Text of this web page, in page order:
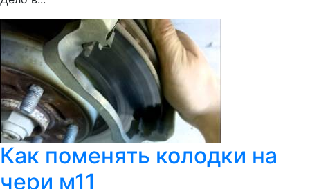
Как поменять колодки на
чери м11